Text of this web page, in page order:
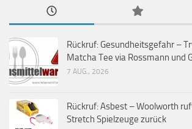
Rückruf: Gesundheitsgefahr –
Matcha Tee via Rossmann und
7 AUG., 2026
Rückruf: Asbest – Woolworth
Stretch Spielzeuge zurück